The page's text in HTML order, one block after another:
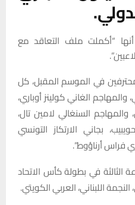
أنها “أكملت ملف التعاقد مع
في الموسم المقبل، كل
الغاني كولينز أوباري،
والمهاجم السنغالي لامين تال،
بجاني الارتكاز التونسي
فراس أرناؤوط”.
الثالثة في بطولة كأس الاتحاد
اللبناني، العربي الكويتي.